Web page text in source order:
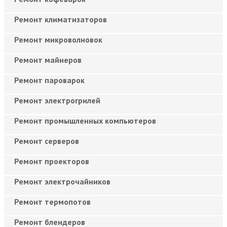
Ремонт климатизаторов
Ремонт микроволновок
Ремонт майнеров
Ремонт пароварок
Ремонт электрогрилей
Ремонт промышленных компьютеров
Ремонт серверов
Ремонт проекторов
Ремонт электрочайников
Ремонт термопотов
Ремонт блендеров